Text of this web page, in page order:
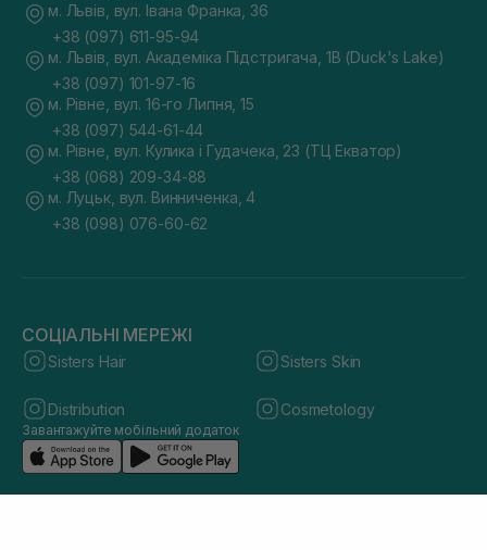
м. Львів, вул. Івана Франка, 36
+38 (097) 611-95-94
м. Львів, вул. Академіка Підстригача, 1В (Duck's Lake)
+38 (097) 101-97-16
м. Рівне, вул. 16-го Липня, 15
+38 (097) 544-61-44
м. Рівне, вул. Кулика і Гудачека, 23 (ТЦ Екватор)
+38 (068) 209-34-88
м. Луцьк, вул. Винниченка, 4
+38 (098) 076-60-62
СОЦІАЛЬНІ МЕРЕЖІ
Sisters Hair Sisters Skin
Distribution Cosmetology
Завантажуйте мобільний додаток